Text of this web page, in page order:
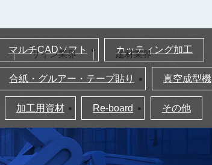
サイン業界 建材業界
マルチCADソフト カッティング加工
合紙・グルアー・テープ貼り 真空成型機
加工用資材 Re-board その他